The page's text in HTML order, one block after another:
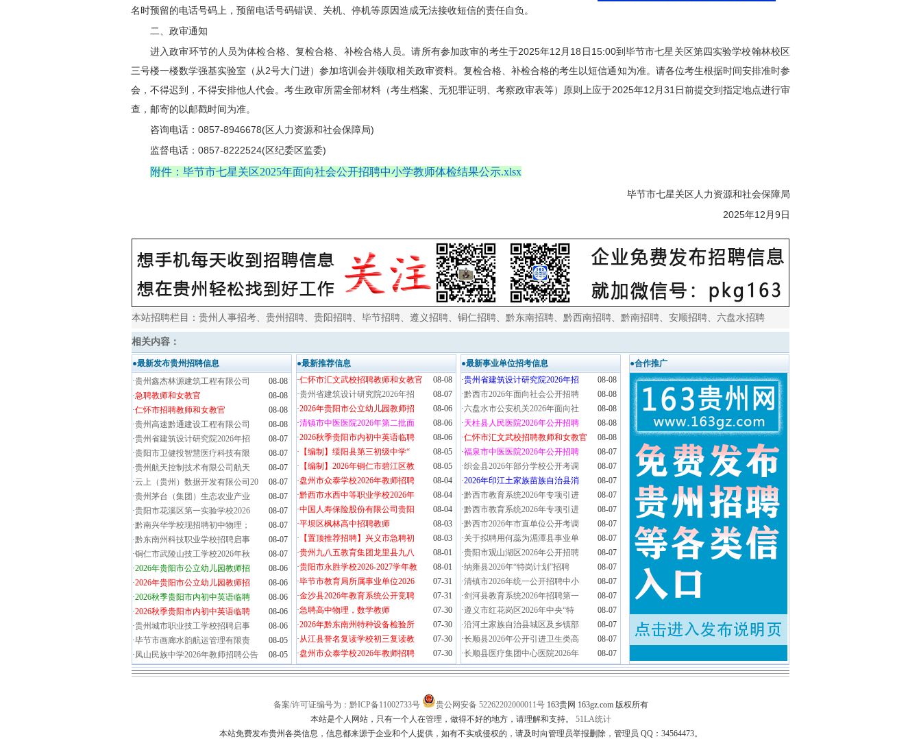
名时预留的电话号码上，预留电话号码错误、关机、停机等原因造成无法接收短信的责任自负。
二、政审通知
进入政审环节的人员为体检合格、复检合格、补检合格人员。请所有参加政审的考生于2025年12月18日15:00到毕节市七星关区第四实验学校翰林校区
三号楼一楼数学强基实验室（从2号大门进）参加培训会并领取相关政审资料。复检合格、补检合格的考生以短信通知为准。请各位考生根据时间安排准时参
会，不得迟到，不得安排他人代会。考生政审所需全部材料（考生档案、无犯罪证明、考察政审表等）原则上应于2025年12月31日前提交到指定地点进行审
查，邮寄的以邮戳时间为准。
咨询电话：0857-8946678(区人力资源和社会保障局)
监督电话：0857-8222524(区纪委区监委)
附件：毕节市七星关区2025年面向社会公开招聘中小学教师体检结果公示.xlsx
毕节市七星关区人力资源和社会保障局
2025年12月9日
本站招聘栏目： 贵州人事招考、 贵州招聘、 贵阳招聘、 毕节招聘、 遵义招聘、 铜仁招聘、 黔东南招聘、 黔西南招聘、 黔南招聘、 安顺招聘、 六盘水招聘
相关内容：
●最新发布贵州招聘信息
·贵州鑫杰林源建筑工程有限公司
08-08
·急聘教师和女教官
08-08
·仁怀市招聘教师和女教官
08-08
·贵州高速黔通建设工程有限公司
08-08
·贵州省建筑设计研究院2026年招
08-07
·贵阳市卫健投智慧医疗科技有限
08-07
·贵州航天控制技术有限公司航天
08-07
·云上（贵州）数据开发有限公司20
08-07
·贵州茅台（集团）生态农业产业
08-07
·贵阳市花溪区第一实验学校2026
08-07
·黔南兴华学校现招聘初中物理；
08-07
·黔东南州科技职业学校招聘启事
08-07
·铜仁市武陵山技工学校2026年秋
08-07
·2026年贵阳市公立幼儿园教师招
08-06
·2026年贵阳市公立幼儿园教师招
08-06
·2026秋季贵阳市内初中英语临聘
08-06
·2026秋季贵阳市内初中英语临聘
08-06
·贵州城市职业技工学校招聘启事
08-06
·毕节市画廊水韵航运管理有限责
08-05
·凤山民族中学2026年教师招聘公告 08-05
●最新推荐信息
·仁怀市汇文武校招聘教师和女教官
08-08
·贵州省建筑设计研究院2026年招
08-07
·2026年贵阳市公立幼儿园教师招
08-06
·清镇市中医医院2026年第二批面
08-06
·2026秋季贵阳市内初中英语临聘
08-06
· 【编制】绥阳县第三初级中学“
08-05
· 【编制】2026年铜仁市碧江区教
08-05
·盘州市众泰学校2026年教师招聘
08-04
·黔西市水西中等职业学校2026年
08-04
·中国人寿保险股份有限公司贵阳
08-04
·平坝区枫林高中招聘教师
08-03
· 【置顶推荐招聘】兴义市急聘初
08-03
·贵州九八五教育集团龙里县九八
08-01
·贵阳市永胜学校2026-2027学年教
08-01
·毕节市教育局所属事业单位2026
07-31
·金沙县2026年教育系统公开竞聘
07-31
·急聘高中物理，数学教师
07-30
·2026年黔东南州特种设备检验所
07-30
·从江县誉名复读学校初三复读教
07-30
·盘州市众泰学校2026年教师招聘 07-30
●最新事业单位招考信息
·贵州省建筑设计研究院2026年招
08-08
·黔西市2026年面向社会公开招聘
08-08
·六盘水市公安机关2026年面向社
08-08
·天柱县人民医院2026年公开招聘
08-08
·仁怀市汇文武校招聘教师和女教官
08-08
·福泉市中医医院2026年公开招聘
08-07
·织金县2026年部分学校公开考调
08-07
·2026年印江土家族苗族自治县消
08-07
·黔西市教育系统2026年专项引进
08-07
·黔西市教育系统2026年专项引进
08-07
·黔西市2026年市直单位公开考调
08-07
·关于拟聘用何蕊为湄潭县事业单
08-07
·贵阳市观山湖区2026年公开招聘
08-07
·纳雍县2026年“特岗计划”招聘
08-07
·清镇市2026年统一公开招聘中小
08-07
·剑河县教育系统2026年招聘第一
08-07
·遵义市红花岗区2026年中央“特
08-07
·沿河土家族自治县城区及乡镇部
08-07
·长顺县2026年公开引进卫生类高
08-07
·长顺县医疗集团中心医院2026年 08-07
●合作推广
备案/许可证编号为：黔ICP备11002733号 贵公网安备 52262202000011号163贵网 163gz.com 版权所有
本站是个人网站，只有一个人在管理，做得不好的地方，请理解和支持。 51LA统计
本站免费发布贵州各类信息，信息都来源于企业和个人提供，如有不实或侵权的，请及时向管理员举报删除，管理员 QQ：34564473。